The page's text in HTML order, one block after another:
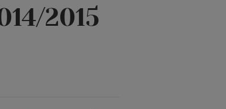
2015